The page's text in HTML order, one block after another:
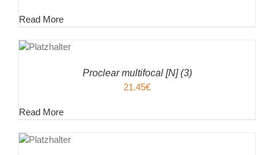
Read More
Proclear multifocal [N] (3)
21.45€
Read More